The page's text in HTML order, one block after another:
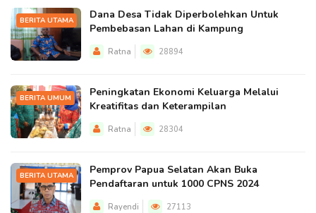
BERITA UTAMA
Dana Desa Tidak Diperbolehkan Untuk
Pembebasan Lahan di Kampung
Ratna 28894
BERITA UMUM
Peningkatan Ekonomi Keluarga Melalui
Kreatifitas dan Keterampilan
Ratna 28304
BERITA UTAMA
Pemprov Papua Selatan Akan Buka
Pendaftaran untuk 1000 CPNS 2024
Rayendi 27113